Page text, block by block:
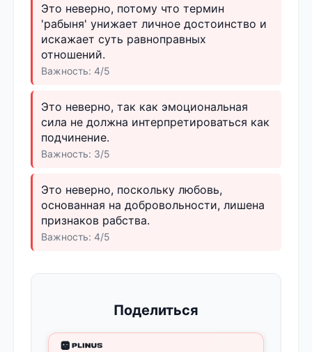
Это неверно, потому что термин
'рабыня' унижает личное достоинство и
искажает суть равноправных
отношений.
Важность: 4/5
Это неверно, так как эмоциональная
сила не должна интерпретироваться как
подчинение.
Важность: 3/5
Это неверно, поскольку любовь,
основанная на добровольности, лишена
признаков рабства.
Важность: 4/5
Поделиться